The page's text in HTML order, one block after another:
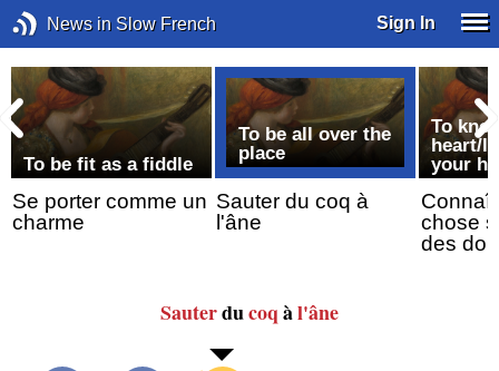
News in Slow French Sign In
To be fit as a fiddle
Se porter comme un
charme
To be all over the
place
Sauter du coq à
l'âne
To
heart/
your
chose
des
Sauterducoqàl'âne